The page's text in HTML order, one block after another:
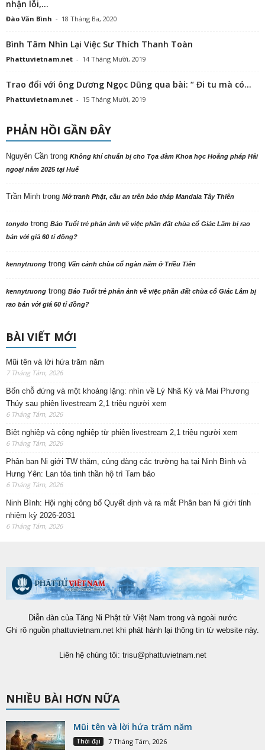
nhận lỗi,...
Đào Văn Bình - 18 Tháng Ba, 2020
Bình Tâm Nhìn Lại Việc Sư Thích Thanh Toàn
Phattuvietnam.net - 14 Tháng Mười, 2019
Trao đổi với ông Dương Ngọc Dũng qua bài: “ Đi tu mà có...
Phattuvietnam.net - 15 Tháng Mười, 2019
PHẢN HỒI GẦN ĐÂY
Nguyên Cần trong Không khí chuẩn bị cho Tọa đàm Khoa học Hoằng pháp Hải
ngoại năm 2025 tại Huế
Trần Minh trong Mở tranh Phật, cầu an trên bảo tháp Mandala Tây Thiên
tonydo trong Báo Tuổi trẻ phản ảnh về việc phần đất chùa cổ Giác Lâm bị rao
bán với giá 60 tỉ đồng?
kennytruong trong Vãn cảnh chùa cổ ngàn năm ở Triều Tiên
kennytruong trong Báo Tuổi trẻ phản ảnh về việc phần đất chùa cổ Giác Lâm bị
rao bán với giá 60 tỉ đồng?
BÀI VIẾT MỚI
Mũi tên và lời hứa trăm năm
7 Tháng Tám, 2026
Bốn chỗ đứng và một khoảng lặng: nhìn về Lý Nhã Kỳ và Mai Phương
Thúy sau phiên livestream 2,1 triệu người xem
6 Tháng Tám, 2026
Biệt nghiệp và cộng nghiệp từ phiên livestream 2,1 triệu người xem
6 Tháng Tám, 2026
Phân ban Ni giới TW thăm, cúng dàng các trường hạ tại Ninh Bình và
Hưng Yên: Lan tỏa tinh thần hộ trì Tam bảo
6 Tháng Tám, 2026
Ninh Bình: Hội nghị công bố Quyết định và ra mắt Phân ban Ni giới tỉnh
nhiệm kỳ 2026-2031
6 Tháng Tám, 2026
Diễn đàn của Tăng Ni Phật tử Việt Nam trong và ngoài nước
Ghi rõ nguồn phattuvietnam.net khi phát hành lại thông tin từ website này.
Liên hệ chúng tôi: trisu@phattuvietnam.net
NHIỀU BÀI HƠN NỮA
Mũi tên và lời hứa trăm năm
Thời đại 7 Tháng Tám, 2026